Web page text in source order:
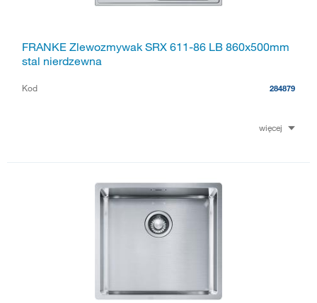
FRANKE Zlewozmywak SRX 611-86 LB 860x500mm
stal nierdzewna
Kod 284879
więcej